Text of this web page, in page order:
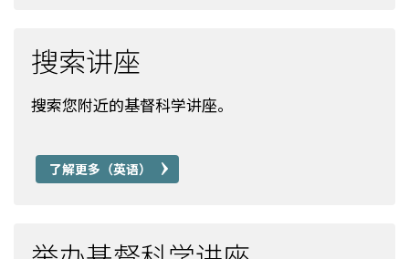
搜索讲座
搜索您附近的基督科学讲座。
了解更多（英语）